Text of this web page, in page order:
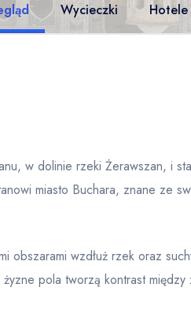
Wycieczki Hotele
w dolinie rzeki Żerawszan, i
miasto Buchara, znane ze
obszarami wzdłuż rzek oraz
pola tworzą kontrast między